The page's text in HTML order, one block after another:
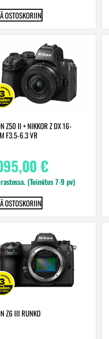
OSTOSKORIIN
Z50 II + NIKKOR Z DX 16-
F3.5-6.3 VR
€
(Toimitus 7-9 pv)
OSTOSKORIIN
Z6 III RUNKO